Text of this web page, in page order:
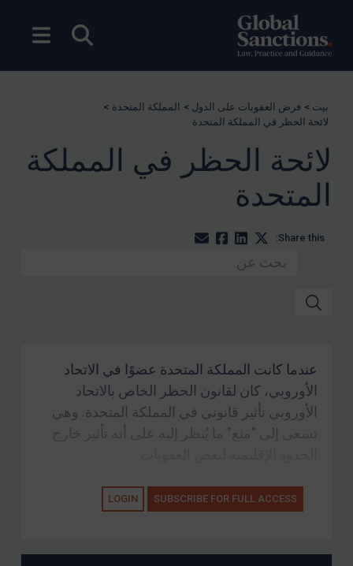
بحث فتح
بيت > فرض العقوبات على الدول > المملكة المتحدة >
لائحة الحظر في المملكة المتحدة
لائحة الحظر في المملكة
المتحدة
Share this:
عندما كانت المملكة المتحدة عضوًا في الاتحاد
الأوروبي، كان لقانون الحظر الخاص بالاتحاد
الأوروبي تأثير قانوني في المملكة المتحدة. وهي
تسعى إلى "منع" ما يُنظر إليه على أنه تأثير خارج
SUBSCRIBE FOR FULL ACCESS
LOGIN